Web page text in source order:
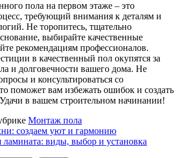
пола на первом этаже – это
требующий внимания к деталям и
Не торопитесь, тщательно
выбирайте качественные
рекомендациям профессионалов.
в качественный пол окупятся за
и долговечности вашего дома. Не
и консультироваться со
поможет вам избежать ошибок и создать
в вашем строительном начинании!
Монтаж пола
создаем уют и гармонию
ламината: виды, выбор и установка